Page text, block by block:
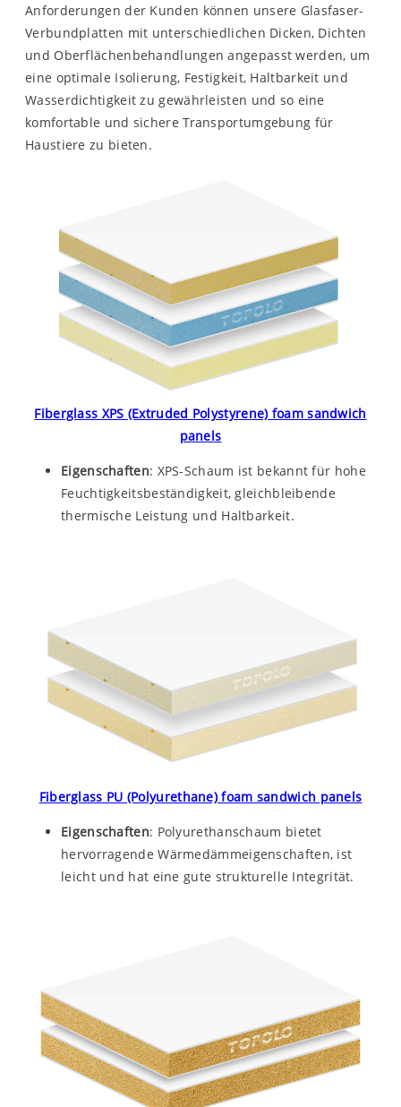
Anforderungen der Kunden können unsere Glasfaser-
Verbundplatten mit unterschiedlichen Dicken, Dichten
und Oberflächenbehandlungen angepasst werden, um
eine optimale Isolierung, Festigkeit, Haltbarkeit und
Wasserdichtigkeit zu gewährleisten und so eine
komfortable und sichere Transportumgebung für
Haustiere zu bieten.
Fiberglass XPS (Extruded Polystyrene) foam sandwich
panels
Eigenschaften: XPS-Schaum ist bekannt für hohe
Feuchtigkeitsbeständigkeit, gleichbleibende
thermische Leistung und Haltbarkeit.
Fiberglass PU (Polyurethane) foam sandwich panels
Eigenschaften: Polyurethanschaum bietet
hervorragende Wärmedämmeigenschaften, ist
leicht und hat eine gute strukturelle Integrität.